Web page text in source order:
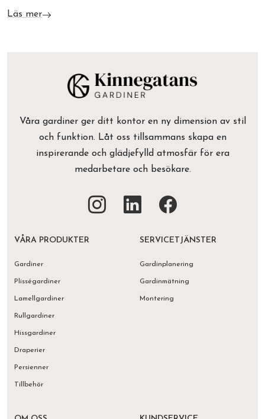
Läs mer
om Tillbehör
Våra gardiner ger ditt kontor en ny dimension av stil
och funktion. Låt oss tillsammans skapa en
inspirerande och glädjefylld atmosfär för era
medarbetare och besökare.
VÅRA PRODUKTER
Gardiner
Plisségardiner
Lamellgardiner
Rullgardiner
Hissgardiner
Draperier
Persienner
Tillbehör
SERVICETJÄNSTER
Gardinplanering
Gardinmätning
Montering